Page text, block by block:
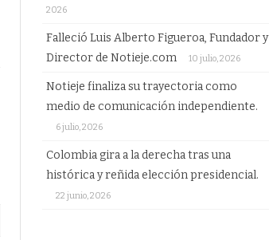
2026
Falleció Luis Alberto Figueroa, Fundador y
Director de Notieje.com
10 julio, 2026
Notieje finaliza su trayectoria como
medio de comunicación independiente.
6 julio, 2026
Colombia gira a la derecha tras una
histórica y reñida elección presidencial.
22 junio, 2026